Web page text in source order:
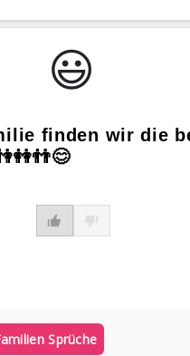
😃️
finden wir die
Sprüche